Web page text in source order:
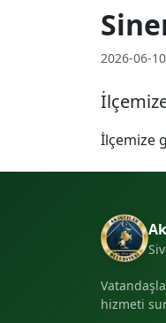
2026-06-
İlçemize
hizmeti